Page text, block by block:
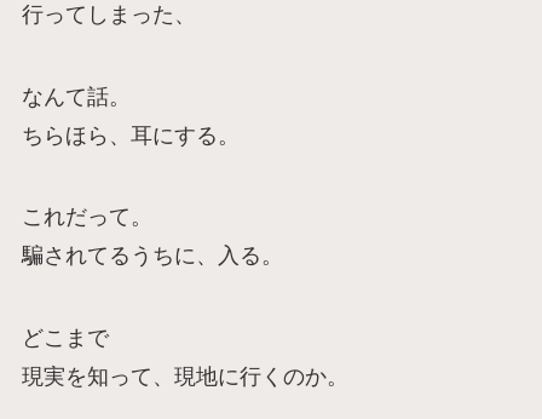
行ってしまった、
なんて話。
ちらほら、耳にする。
これだって。
騙されてるうちに、入る。
どこまで
現実を知って、現地に行くのか。